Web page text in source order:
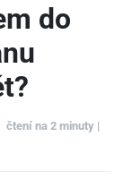
do
čtení na 2 minuty |